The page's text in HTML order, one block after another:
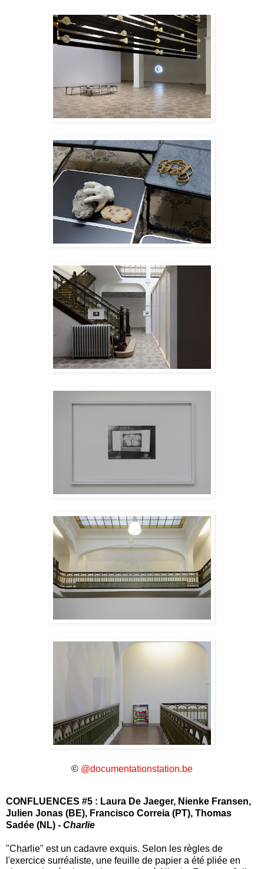
© @documentationstation.be
CONFLUENCES #5 : Laura De Jaeger, Nienke Fransen,
Julien Jonas (BE), Francisco Correia (PT), Thomas
Sadée (NL) - Charlie
"Charlie" est un cadavre exquis. Selon les règles de
l'exercice surréaliste, une feuille de papier a été pliée en